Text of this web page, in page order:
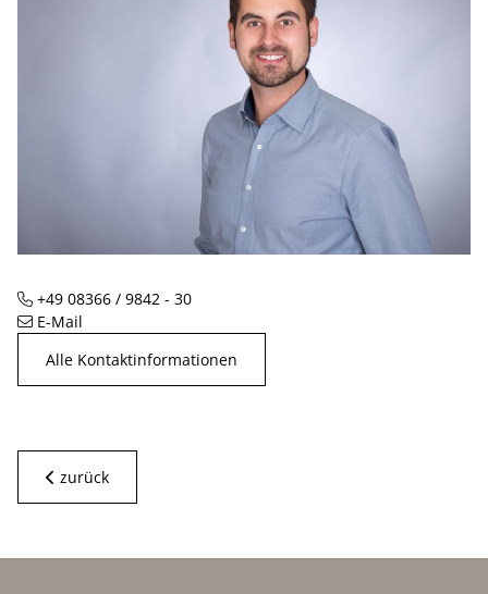
Telefon
+49 08366 / 9842 - 30
E-Mail
Alle Kontaktinformationen
zurück